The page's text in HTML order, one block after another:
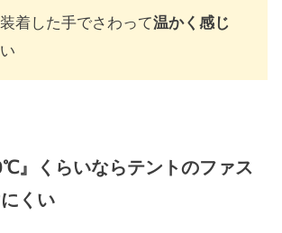
着した手でさわって温かく感じ
』くらいならテントのファス
くい